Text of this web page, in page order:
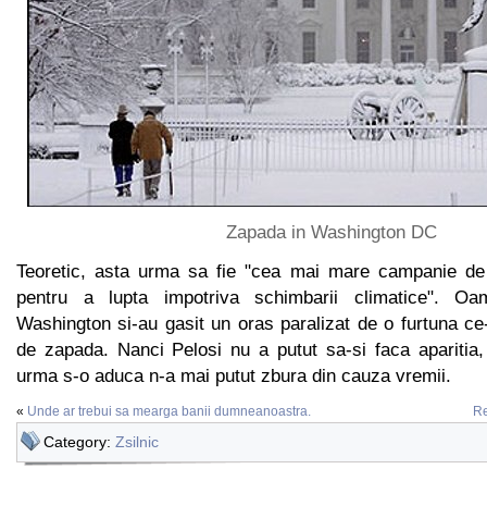
Zapada in Washington DC
Teoretic, asta urma sa fie "cea mai mare campanie
pentru a lupta impotriva schimbarii climatice".
Washington si-au gasit un oras paralizat de o furtuna
de zapada. Nanci Pelosi nu a putut sa-si faca
urma s-o aduca n-a mai putut zbura din cauza vremii.
« Unde ar trebui sa mearga banii dumneanoastra.
Category: Zsilnic